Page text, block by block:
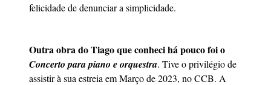
felicidade de denunciar a simplicidade.
Outra obra do Tiago que conheci há pouco foi o
Concerto para piano e orquestra. Tive o privilégio de
assistir à sua estreia em Março de 2023, no CCB. A